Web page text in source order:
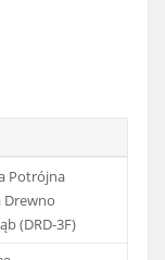
Potrójna
Drewno
(DRD-3F)